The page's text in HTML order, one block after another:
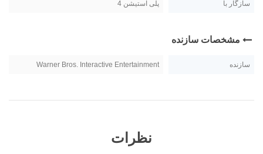
سازگار با پلی استیشن 4
مشخصات سازنده
سازنده Warner Bros. Interactive Entertainment
نظرات